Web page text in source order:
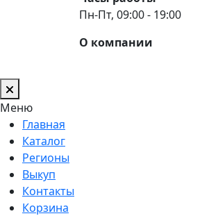
Пн-Пт, 09:00 - 19:00
О компании
Меню
Главная
Каталог
Регионы
Выкуп
Контакты
Корзина